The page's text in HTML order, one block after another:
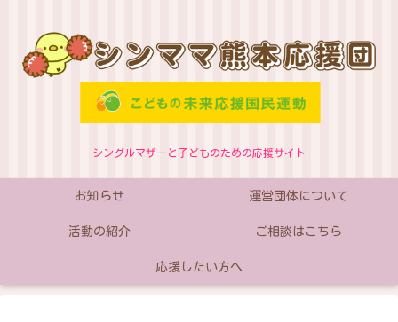
シングルマザーと子どものための応援サイト
お知らせ 運営団体について
活動の紹介 ご相談はこちら
応援したい方へ